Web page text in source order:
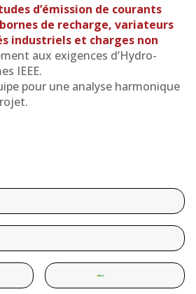
d’émission de courants
de recharge, variateurs
industriels et charges non
aux exigences d’Hydro-
IEEE.
pour une analyse harmonique